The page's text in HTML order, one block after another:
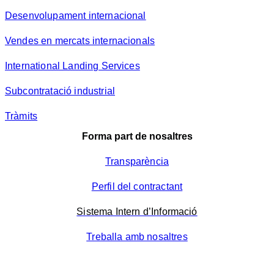
Desenvolupament internacional
Vendes en mercats internacionals
International Landing Services
Subcontratació industrial
Tràmits
Forma part de nosaltres
Transparència
Perfil del contractant
Sistema Intern d’Informació
Treballa amb nosaltres